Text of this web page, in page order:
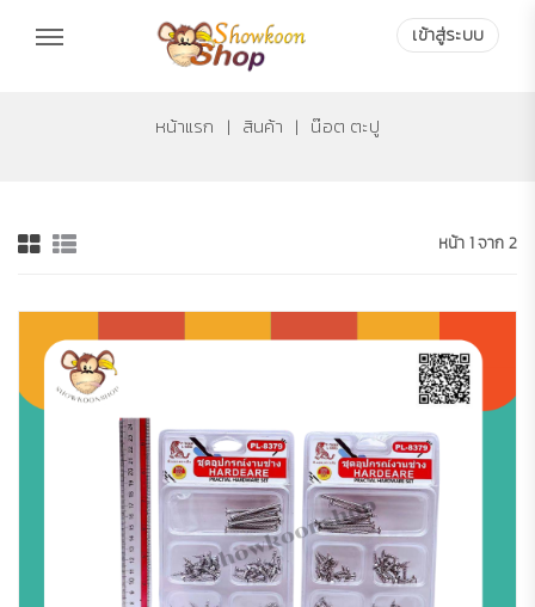
เข้าสู่ระบบ
เข้าสู่ระบบ
หน้าแรก | สินค้า | น๊อต ตะปู
หน้า 1 จาก 2